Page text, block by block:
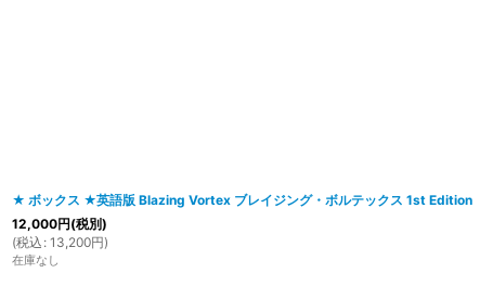
★ ボックス ★英語版 Blazing Vortex ブレイジング・ボルテックス 1st Edition
12,000円(税別)
(税込 : 13,200円)
在庫なし